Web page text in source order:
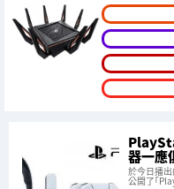
器一應
於今日播出
公開了「